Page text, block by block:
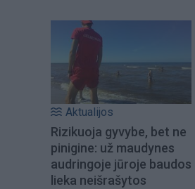
Aktualijos
Rizikuoja gyvybe, bet ne
pinigine: už maudynes
audringoje jūroje baudos
lieka neišrašytos